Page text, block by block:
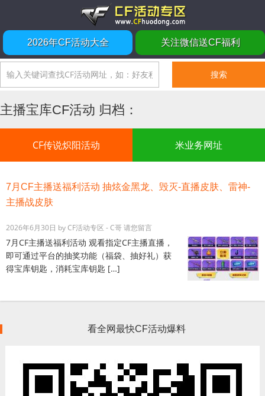
2026年CF活动大全 关注微信送CF福利
主播宝库CF活动 归档：
CF传说炽阳活动 米业务网址
7月CF主播送福利活动 抽炫金黑龙、毁灭-直播皮肤、雷神-
主播战皮肤
2026年6月30日 byCF活动专区 - C哥请您留言
7月CF主播送福利活动 观看指定CF主播直播，
即可通过平台的抽奖功能（福袋、抽好礼）获
得宝库钥匙，消耗宝库钥匙 […]
看全网最快CF活动爆料